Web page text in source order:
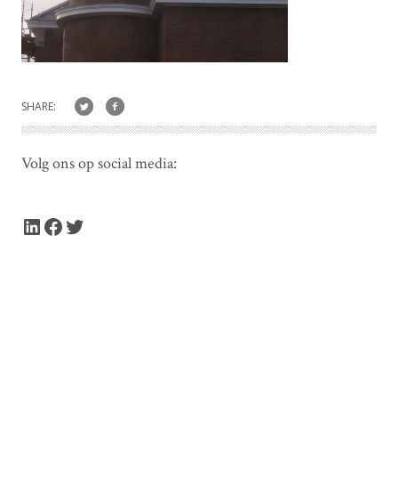
SHARE:
Volg ons op social media:
LinkedIn Facebook